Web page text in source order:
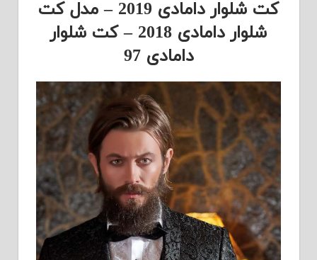
کت شلوار دامادی 2019 – مدل کت
شلوار دامادی 2018 – کت شلوار
دامادی 97